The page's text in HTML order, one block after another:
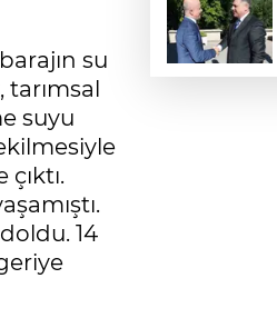
su
suyu
14